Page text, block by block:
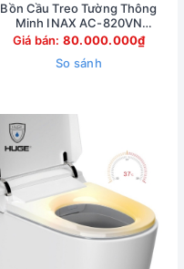
Bồn Cầu Treo Tường Thông
Minh INAX AC-820VN
(AC820VN)
Giá bán: 80.000.000₫
So sánh